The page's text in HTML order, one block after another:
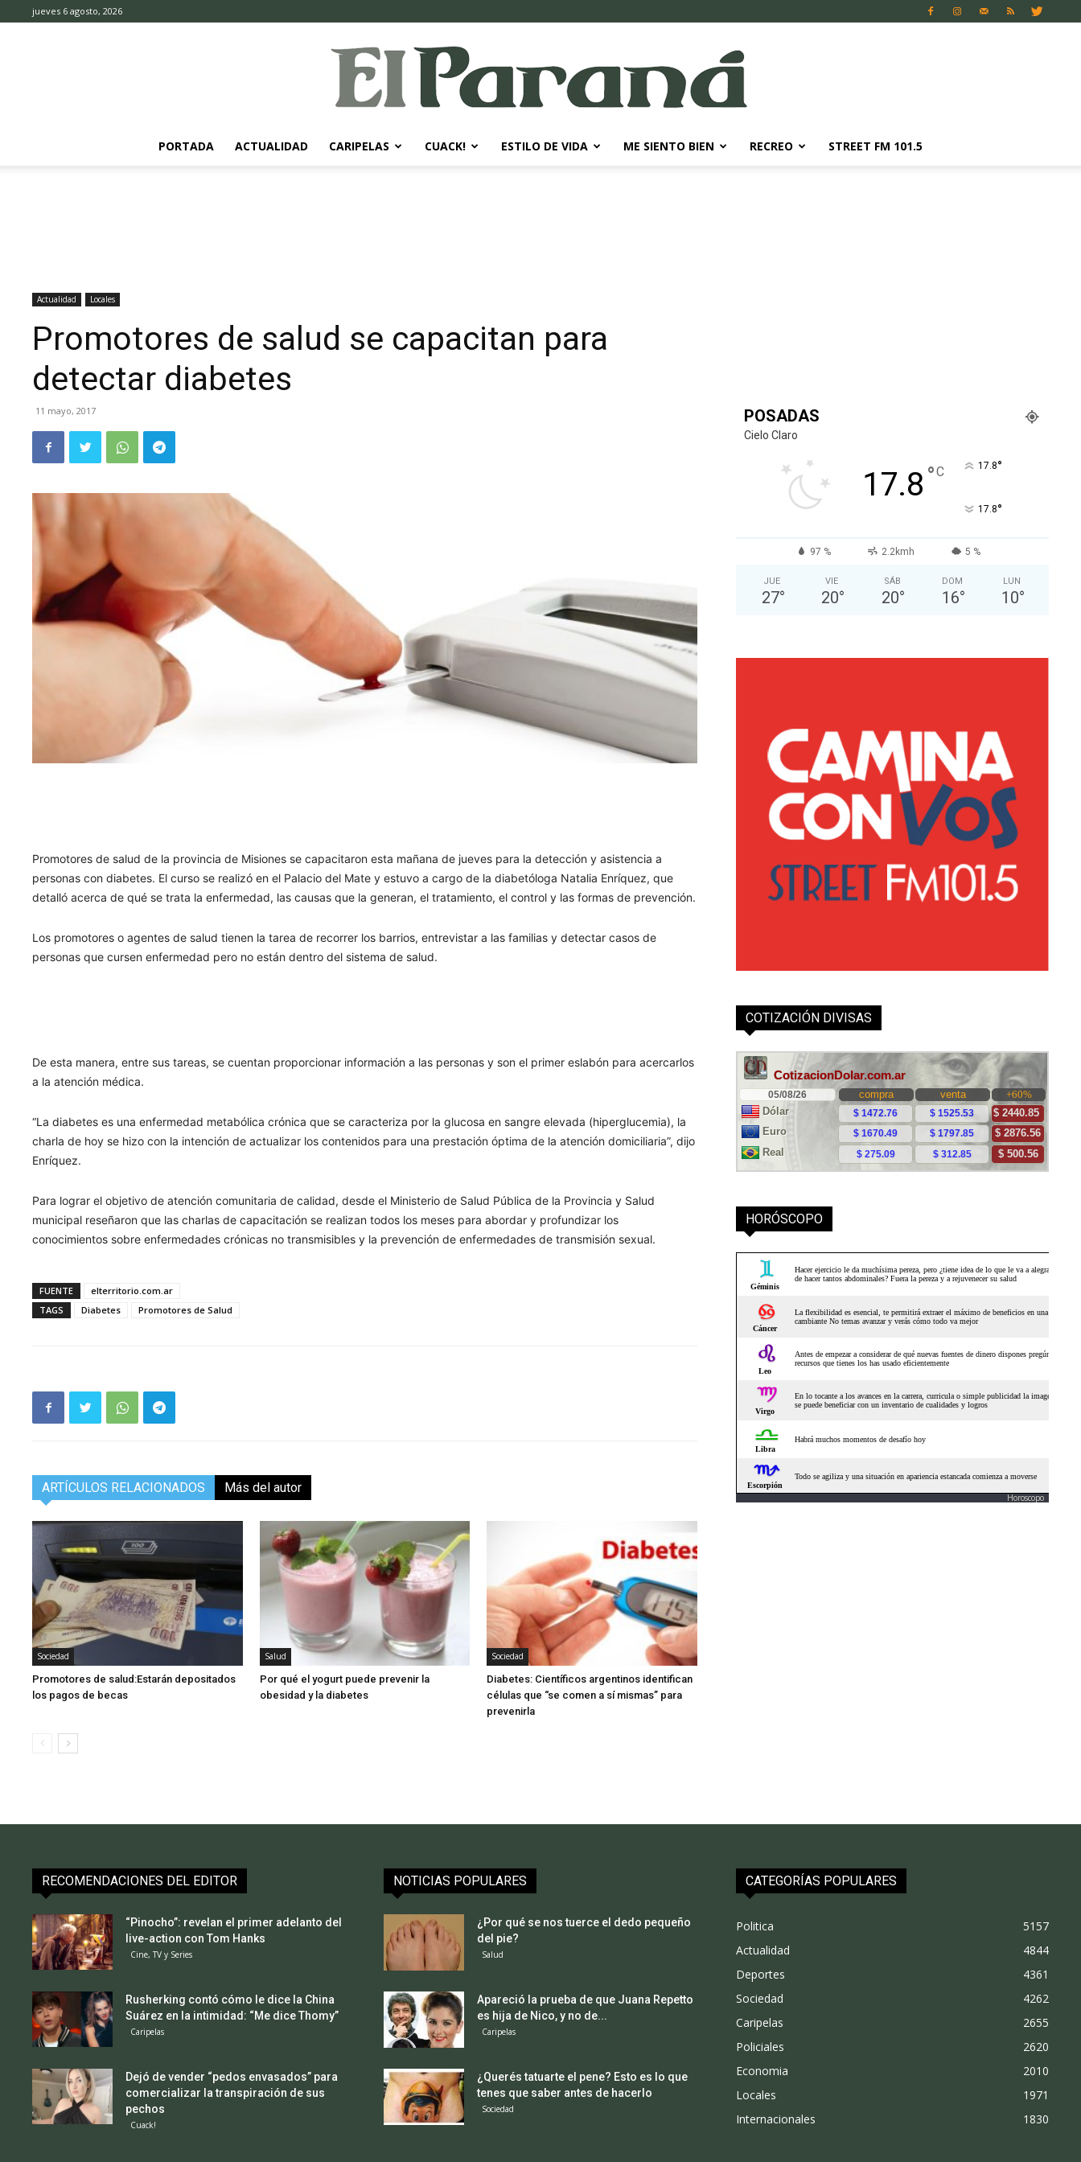
jueves 6 agosto, 2026
PORTADA ACTUALIDAD CARIPELAS CUACK! ESTILO DE VIDA ME SIENTO BIEN RECREO STREET FM 101.5
Actualidad Locales
Promotores de salud se capacitan para
detectar diabetes
11 mayo, 2017
Promotores de salud de la provincia de Misiones se capacitaron esta mañana de jueves para la detección y asistencia a
personas con diabetes. El curso se realizó en el Palacio del Mate y estuvo a cargo de la diabetóloga Natalia Enríquez, que
detalló acerca de qué se trata la enfermedad, las causas que la generan, el tratamiento, el control y las formas de prevención.
Los promotores o agentes de salud tienen la tarea de recorrer los barrios, entrevistar a las familias y detectar casos de
personas que cursen enfermedad pero no están dentro del sistema de salud.
De esta manera, entre sus tareas, se cuentan proporcionar información a las personas y son el primer eslabón para acercarlos
a la atención médica.
“La diabetes es una enfermedad metabólica crónica que se caracteriza por la glucosa en sangre elevada (hiperglucemia), la
charla de hoy se hizo con la intención de actualizar los contenidos para una prestación óptima de la atención domiciliaria”, dijo
Enríquez.
Para lograr el objetivo de atención comunitaria de calidad, desde el Ministerio de Salud Pública de la Provincia y Salud
municipal reseñaron que las charlas de capacitación se realizan todos los meses para abordar y profundizar los
conocimientos sobre enfermedades crónicas no transmisibles y la prevención de enfermedades de transmisión sexual.
FUENTE
elterritorio.com.ar
TAGS
Diabetes Promotores de Salud
ARTÍCULOS RELACIONADOS Más del autor
Sociedad
Promotores de salud:Estarán depositados
los pagos de becas
Salud
Por qué el yogurt puede prevenir la
obesidad y la diabetes
Sociedad
Diabetes: Científicos argentinos identifican
células que “se comen a sí mismas” para
prevenirla
POSADAS
Cielo Claro
17.8 °C 17.8°
17.8°
97 % 2.2kmh 5 %
JUE
27°
VIE
20°
SÁB
20°
DOM
16°
LUN
10°
COTIZACIÓN DIVISAS
HORÓSCOPO
Horoscopo
RECOMENDACIONES DEL EDITOR
“Pinocho”: revelan el primer adelanto del
live-action con Tom Hanks
Cine, TV y Series
Rusherking contó cómo le dice la China
Suárez en la intimidad: “Me dice Thomy”
Caripelas
Dejó de vender “pedos envasados” para
comercializar la transpiración de sus
pechos
Cuack!
NOTICIAS POPULARES
¿Por qué se nos tuerce el dedo pequeño
del pie?
Salud
Apareció la prueba de que Juana Repetto
es hija de Nico, y no de...
Caripelas
¿Querés tatuarte el pene? Esto es lo que
tenes que saber antes de hacerlo
Sociedad
CATEGORÍAS POPULARES
Politica
5157
Actualidad
4844
Deportes
4361
Sociedad
4262
Caripelas
2655
Policiales
2620
Economia
2010
Locales
1971
Internacionales
1830